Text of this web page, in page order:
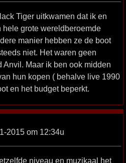
Tiger uitkwamen dat ik en
hele grote wereldberoemde
manier hebben ze de boot
niet. Het waren geen
Maar ik ben ook midden
hun kopen ( behalve live 1990
en het budget beperkt.
2015 om 12:34u
niveau en muzikaal het